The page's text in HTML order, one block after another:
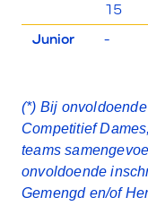
15
Junior -
(*) Bij
Competitief
teams
onvoldoende
Gemengd en/of